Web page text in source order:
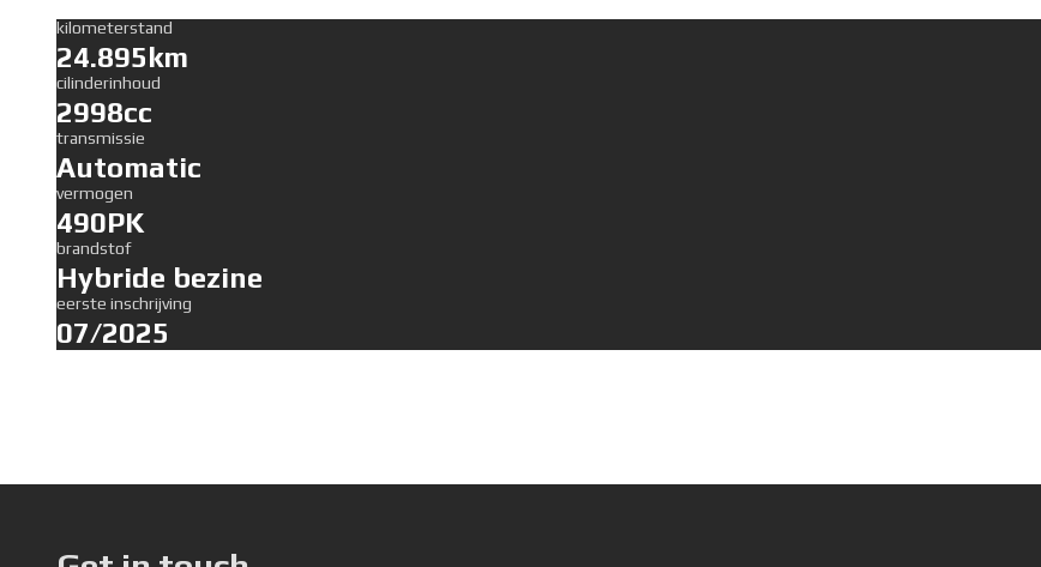
kilometerstand
24.895km
cilinderinhoud
2998cc
transmissie
Automatic
vermogen
490PK
brandstof
Hybride bezine
eerste inschrijving
07/2025